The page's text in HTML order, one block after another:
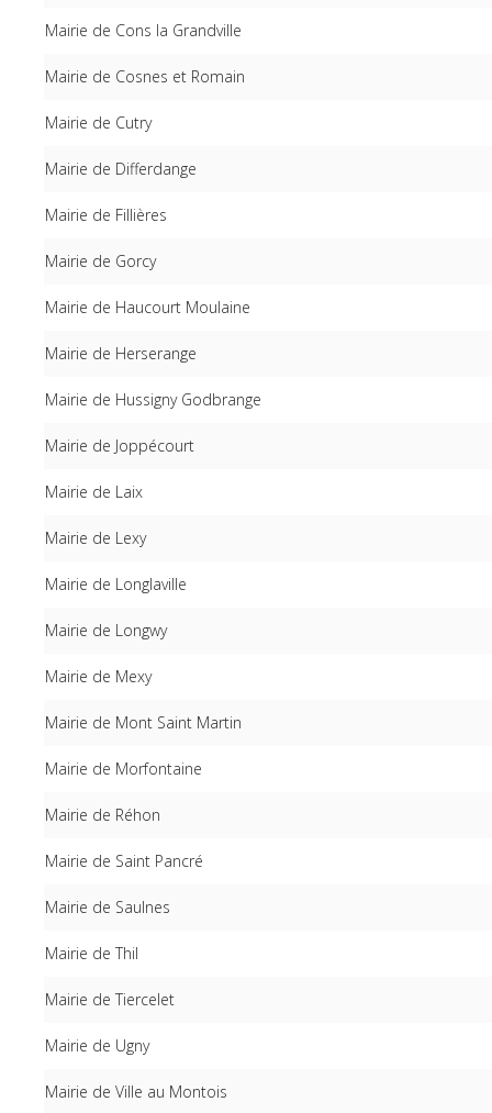
Mairie de Cons la Grandville
Mairie de Cosnes et Romain
Mairie de Cutry
Mairie de Differdange
Mairie de Fillières
Mairie de Gorcy
Mairie de Haucourt Moulaine
Mairie de Herserange
Mairie de Hussigny Godbrange
Mairie de Joppécourt
Mairie de Laix
Mairie de Lexy
Mairie de Longlaville
Mairie de Longwy
Mairie de Mexy
Mairie de Mont Saint Martin
Mairie de Morfontaine
Mairie de Réhon
Mairie de Saint Pancré
Mairie de Saulnes
Mairie de Thil
Mairie de Tiercelet
Mairie de Ugny
Mairie de Ville au Montois